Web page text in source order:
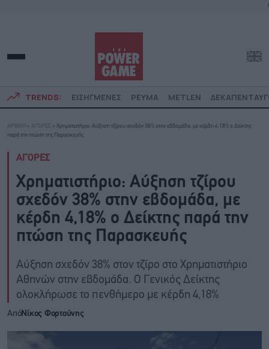
TRENDS: ΕΙΣΗΓΜΕΝΕΣ ΡΕΥΜΑ METLEN
ΑΡΧΙΚΗ » ΑΓΟΡΕΣ » Χρηματιστήριο: Αύξηση τζίρου σχεδόν 38% στην εβδομάδα, με κέρδη 4,18% ο Δείκτης
παρά την πτώση της Παρασκευής
ΑΓΟΡΕΣ
Χρηματιστήριο: Αύξηση τζίρου
σχεδόν 38% στην εβδομάδα, με
κέρδη 4,18% ο Δείκτης παρά την
πτώση της Παρασκευής
Αύξηση σχεδόν 38% στον τζίρο στο Χρηματιστήριο
Αθηνών στην εβδομάδα. Ο Γενικός Δείκτης
ολοκλήρωσε το πενθήμερο με κέρδη 4,18%
ΑπόΝίκος Φορτούνης